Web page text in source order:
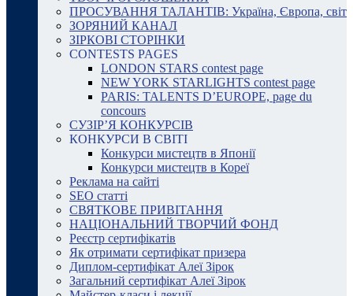
ПРОСУВАННЯ ТАЛАНТІВ: Україна, Європа, світ
ЗОРЯНИЙ КАНАЛ
ЗІРКОВІ СТОРІНКИ
CONTESTS PAGES
LONDON STARS contest page
NEW YORK STARLIGHTS contest page
PARIS: TALENTS D’EUROPE, page du
concours
СУЗІР’Я КОНКУРСІВ
КОНКУРСИ В СВІТІ
Конкурси мистецтв в Японії
Конкурси мистецтв в Кореї
Реклама на сайті
SEO статті
СВЯТКОВЕ ПРИВІТАННЯ
НАЦІОНАЛЬНИЙ ТВОРЧИЙ ФОНД
Реєстр сертифікатів
Як отримати сертифікат призера
Диплом-сертифікат Алеї Зірок
Загальний сертифікат Алеї Зірок